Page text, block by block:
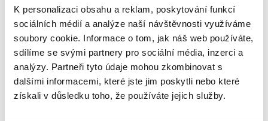
K personalizaci obsahu a reklam, poskytování funkcí
sociálních médií a analýze naší návštěvnosti využíváme
soubory cookie. Informace o tom, jak náš web používáte,
sdílíme se svými partnery pro sociální média, inzerci a
analýzy. Partneři tyto údaje mohou zkombinovat s
dalšími informacemi, které jste jim poskytli nebo které
získali v důsledku toho, že používáte jejich služby.
OVĚŘENO
Vládní krize?
27. dubna 2017
Vládní koalicí v posledních dnech rezonují zatím
nejvažnější problémy od jejího vzniku. Ministr financí
je pod palbou Poslanecké sněmovny a také